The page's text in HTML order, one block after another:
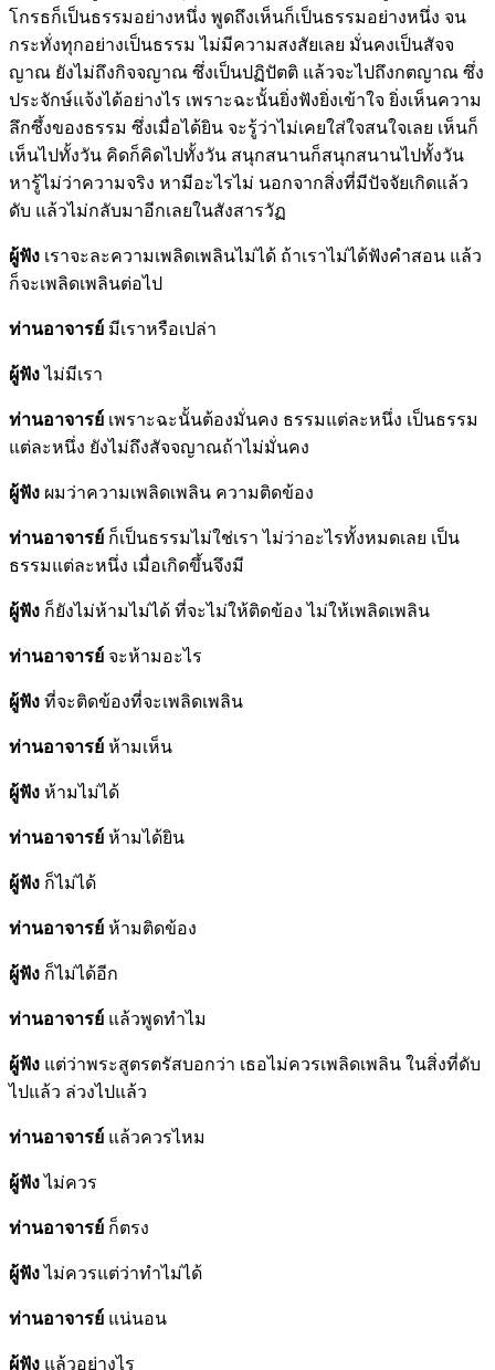
โกรธก็เป็นธรรมอย่างหนึ่ง พูดถึงเห็นก็เป็นธรรมอย่างหนึ่ง จน
กระทั่งทุกอย่างเป็นธรรม ไม่มีความสงสัยเลย มั่นคงเป็นสัจจ
ญาณ ยังไม่ถึงกิจจญาณ ซึ่งเป็นปฏิปัตติ แล้วจะไปถึงกตญาณ ซึ่ง
ประจักษ์แจ้งได้อย่างไร เพราะฉะนั้นยิ่งฟังยิ่งเข้าใจ ยิ่งเห็นความ
ลึกซึ้งของธรรม ซึ่งเมื่อได้ยิน จะรู้ว่าไม่เคยใส่ใจสนใจเลย เห็นก็
เห็นไปทั้งวัน คิดก็คิดไปทั้งวัน สนุกสนานก็สนุกสนานไปทั้งวัน
หารู้ไม่ว่าความจริง หามีอะไรไม่ นอกจากสิ่งที่มีปัจจัยเกิดแล้ว
ดับ แล้วไม่กลับมาอีกเลยในสังสารวัฏ
ผู้ฟัง เราจะละความเพลิดเพลินไม่ได้ ถ้าเราไม่ได้ฟังคำสอน แล้ว
ก็จะเพลิดเพลินต่อไป
ท่านอาจารย์ มีเราหรือเปล่า
ผู้ฟังไม่มีเรา
ท่านอาจารย์ เพราะฉะนั้นต้องมั่นคง ธรรมแต่ละหนึ่ง เป็นธรรม
แต่ละหนึ่ง ยังไม่ถึงสัจจญาณถ้าไม่มั่นคง
ผู้ฟัง ผมว่าความเพลิดเพลิน ความติดข้อง
ท่านอาจารย์ ก็เป็นธรรมไม่ใช่เรา ไม่ว่าอะไรทั้งหมดเลย เป็น
ธรรมแต่ละหนึ่ง เมื่อเกิดขึ้นจึงมี
ผู้ฟัง ก็ยังไม่ห้ามไม่ได้ ที่จะไม่ให้ติดข้อง ไม่ให้เพลิดเพลิน
ท่านอาจารย์ จะห้ามอะไร
ผู้ฟัง ที่จะติดข้องที่จะเพลิดเพลิน
ท่านอาจารย์ ห้ามเห็น
ผู้ฟัง ห้ามไม่ได้
ท่านอาจารย์ ห้ามได้ยิน
ผู้ฟัง ก็ไม่ได้
ท่านอาจารย์ ห้ามติดข้อง
ผู้ฟัง ก็ไม่ได้อีก
ท่านอาจารย์ แล้วพูดทำไม
ผู้ฟัง แต่ว่าพระสูตรตรัสบอกว่า เธอไม่ควรเพลิดเพลิน ในสิ่งที่ดับ
ไปแล้ว ล่วงไปแล้ว
ท่านอาจารย์ แล้วควรไหม
ผู้ฟังไม่ควร
ท่านอาจารย์ ก็ตรง
ผู้ฟังไม่ควรแต่ว่าทำไม่ได้
ท่านอาจารย์ แน่นอน
ผู้ฟัง แล้วอย่างไร